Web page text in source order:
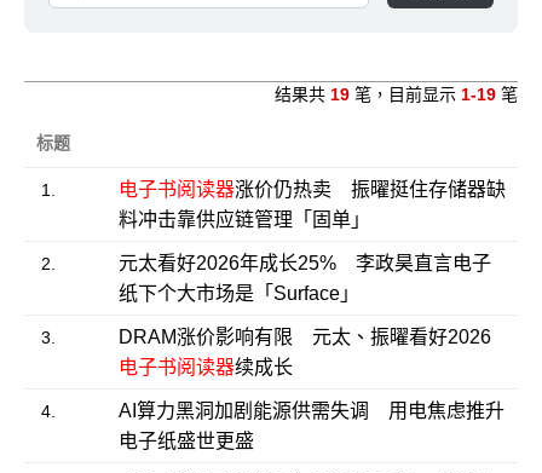
结果共 19 笔，目前显示 1-19 笔
标题
1. 电子书阅读器涨价仍热卖 振曜挺住存储器缺
料冲击靠供应链管理「固单」
2.
元太看好2026年成长25% 李政昊直言电子
纸下个大市场是「Surface」
3.
DRAM涨价影响有限 元太、振曜看好2026
电子书阅读器续成长
4.
AI算力黑洞加剧能源供需失调 用电焦虑推升
电子纸盛世更盛